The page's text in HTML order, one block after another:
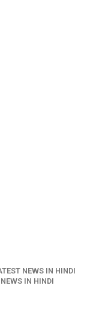
NEWS IN HINDI
IN HINDI